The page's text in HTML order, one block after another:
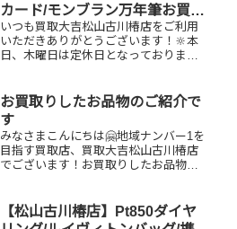
カード/モンブラン万年筆お買取
りしました
いつも買取大吉松山古川椿店をご利用
いただきありがとうございます！🔆本
日、木曜日は定休日となっております
ラ/JCBギフトカード/モンブラン万年筆
お家で眠っているお品物はござい...
お買取りしたお品物のご紹介で
す
みなさまこんにちは🤗地域ナンバー1を
目指す買取店、買取大吉松山古川椿店
でございます！お買取りしたお品物の
ひ！買取大吉松山古川椿店にお査定さ
せてください！🤗皆様のお越しを心
【松山古川椿店】Pt850ダイヤ